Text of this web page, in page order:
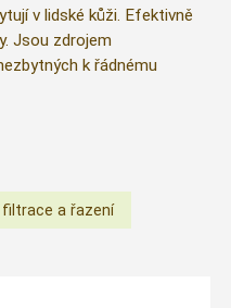
v lidské kůži. Efektivně
Jsou zdrojem
k řádnému